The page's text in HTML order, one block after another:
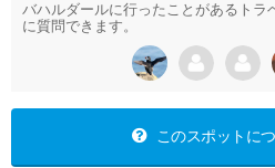
バハルダールに行ったことがあるトラ
に質問できます。
このスポットに